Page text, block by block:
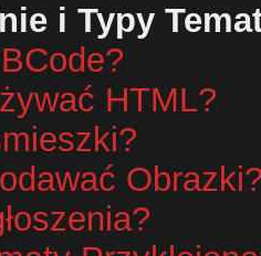
i Typy
HTML?